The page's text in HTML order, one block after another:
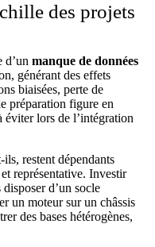
des projets
d’un manque de données
générant des effets
biaisées, perte de
préparation figure en
éviter lors de l’intégration
restent dépendants
représentative. Investir
d’un socle
un moteur sur un châssis
des bases hétérogènes,